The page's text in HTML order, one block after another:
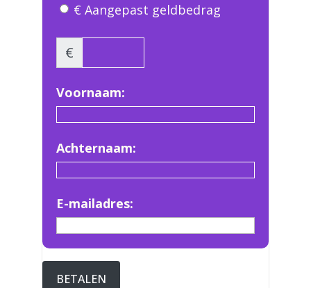
€ Aangepast geldbedrag
€
Voornaam:
Achternaam:
E-mailadres:
BETALEN